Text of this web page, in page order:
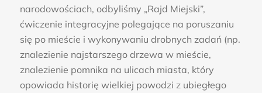
narodowościach, odbyliśmy „Rajd Miejski”,
ćwiczenie integracyjne polegające na poruszaniu
się po mieście i wykonywaniu drobnych zadań (np.
znalezienie najstarszego drzewa w mieście,
znalezienie pomnika na ulicach miasta, który
opowiada historię wielkiej powodzi z ubiegłego